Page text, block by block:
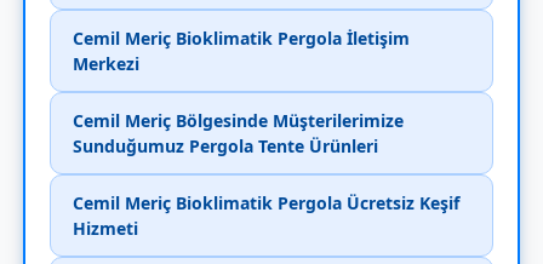
Cemil Meriç Bioklimatik Pergola İletişim
Merkezi
Cemil Meriç Bölgesinde Müşterilerimize
Sunduğumuz Pergola Tente Ürünleri
Cemil Meriç Bioklimatik Pergola Ücretsiz Keşif
Hizmeti